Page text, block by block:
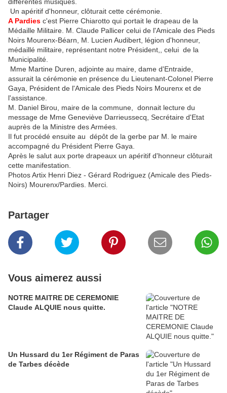
Un apéritif d'honneur, clôturait cette cérémonie.
A Pardies c'est Pierre Chiarotto qui portait le drapeau de la
Médaille Militaire. M. Claude Pallicer celui de l'Amicale des Pieds
Noirs Mourenx-Béarn, M. Lucien Audibert, légion d'honneur,
médaillé militaire, représentant notre Président,, celui de la
Municipalité.
Mme Martine Duren, adjointe au maire, dame d'Entraide,
assurait la cérémonie en présence du Lieutenant-Colonel Pierre
Gaya, Président de l'Amicale des Pieds Noirs Mourenx et de
l'assistance.
M. Daniel Birou, maire de la commune, donnait lecture du
message de Mme Geneviève Darrieussecq, Secrétaire d'Etat
auprès de la Ministre des Armées.
Il fut procédé ensuite au dépôt de la gerbe par M. le maire
accompagné du Président Pierre Gaya.
Après le salut aux porte drapeaux un apéritif d'honneur clôturait
cette manifestation.
Photos Artix Henri Diez - Gérard Rodriguez (Amicale des Pieds-
Noirs) Mourenx/Pardies. Merci.
Partager
Vous aimerez aussi
NOTRE MAITRE DE CEREMONIE
Claude ALQUIE nous quitte.
Un Hussard du 1er Régiment de Paras
de Tarbes décède